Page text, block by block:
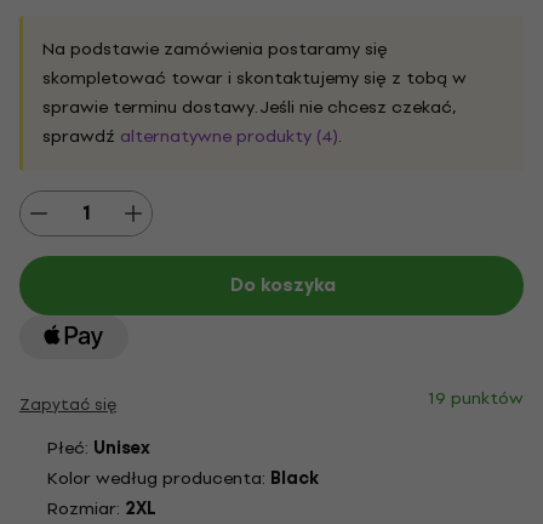
Na podstawie zamówienia postaramy się
skompletować towar i skontaktujemy się z tobą w
sprawie terminu dostawy. Jeśli nie chcesz czekać,
sprawdź alternatywne produkty (4).
Do koszyka
Zapytać się
19 punktów
Płeć: Unisex
Kolor według producenta: Black
Rozmiar: 2XL